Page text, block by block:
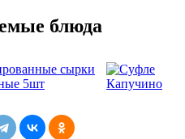
блюда